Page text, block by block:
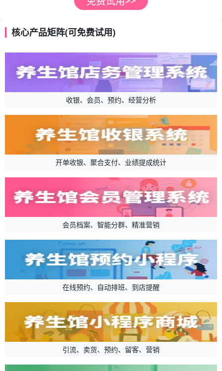
核心产品矩阵(可免费试用)
收银、会员、预约、经营分析
开单收银、聚合支付、业绩提成统计
会员档案、智能分群、精准营销
在线预约、自动排班、到店提醒
引流、卖货、预约、留客、营销